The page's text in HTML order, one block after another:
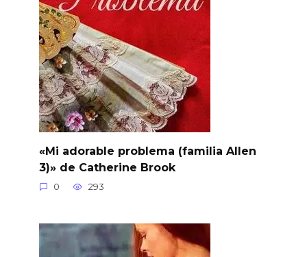
«Mi adorable problema (familia Allen
3)» de Catherine Brook
0 293